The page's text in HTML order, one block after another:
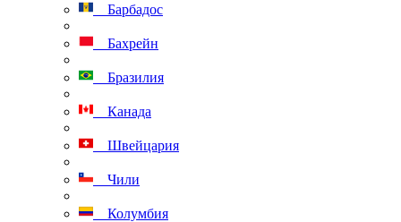
Барбадос
Бахрейн
Бразилия
Канада
Швейцария
Чили
Колумбия